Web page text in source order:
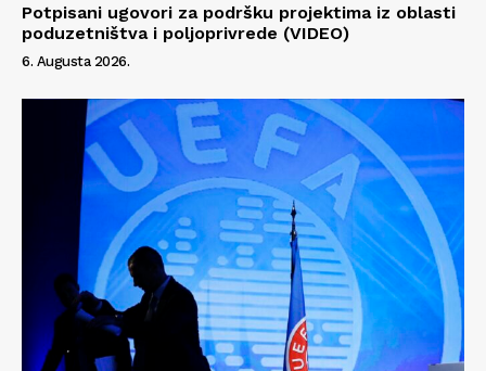
Info
O nama
Kontakt
Impressum
Potpisani ugovori za podršku projektima iz oblasti
poduzetništva i poljoprivrede (VIDEO)
6. Augusta 2026.